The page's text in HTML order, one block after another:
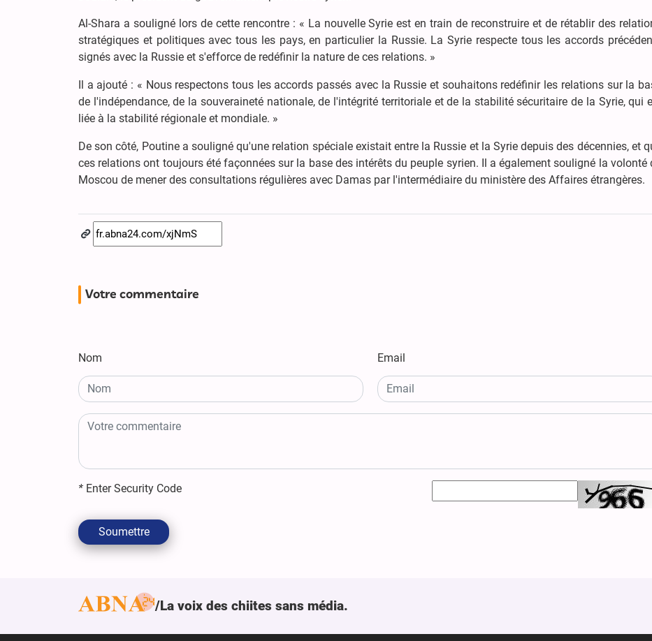
Al-Shara a souligné lors de cette rencontre : « La nouvelle Syrie est en train de reconstruire et de rétablir des
stratégiques et politiques avec tous les pays, en particulier la Russie. La Syrie respecte tous les accords
signés avec la Russie et s'efforce de redéfinir la nature de ces relations. »
Il a ajouté : « Nous respectons tous les accords passés avec la Russie et souhaitons redéfinir les relations sur la
de l'indépendance, de la souveraineté nationale, de l'intégrité territoriale et de la stabilité sécuritaire de la Syrie, qui
liée à la stabilité régionale et mondiale. »
De son côté, Poutine a souligné qu'une relation spéciale existait entre la Russie et la Syrie depuis des décennies, et
ces relations ont toujours été façonnées sur la base des intérêts du peuple syrien. Il a également souligné la volonté
Moscou de mener des consultations régulières avec Damas par l'intermédiaire du ministère des Affaires étrangères.
Votre commentaire
Nom Email
* Enter Security Code
Soumettre
La voix des chiites sans média.